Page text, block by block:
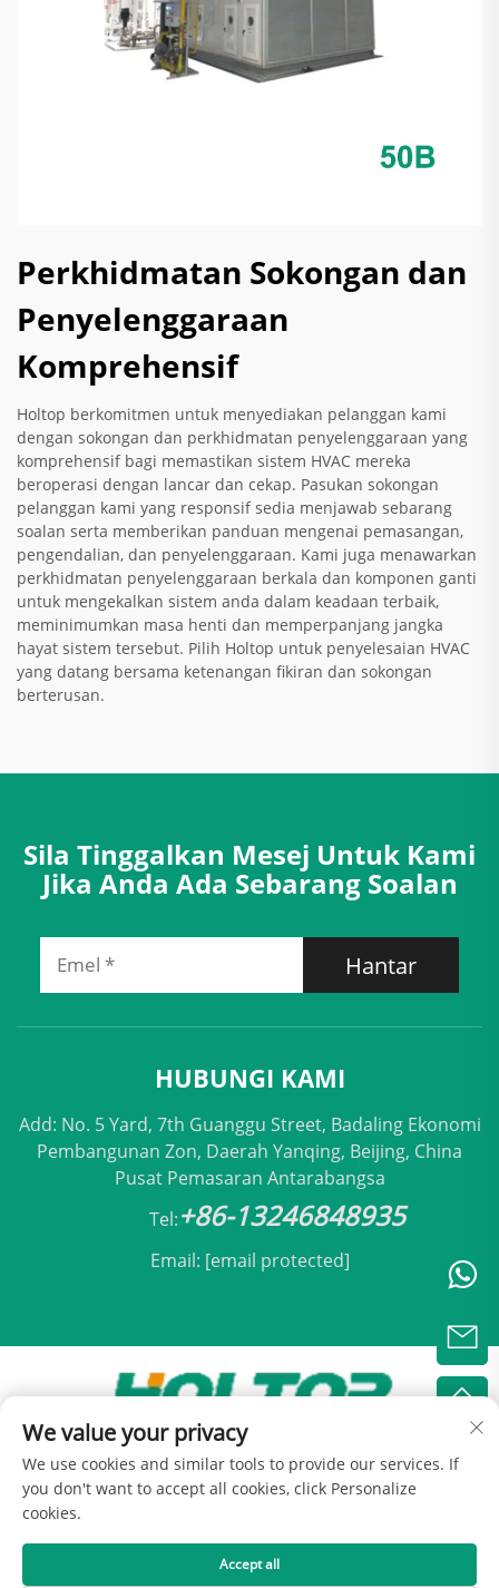
Perkhidmatan Sokongan dan
Penyelenggaraan
Komprehensif
Holtop berkomitmen untuk menyediakan pelanggan kami
dengan sokongan dan perkhidmatan penyelenggaraan yang
komprehensif bagi memastikan sistem HVAC mereka
beroperasi dengan lancar dan cekap. Pasukan sokongan
pelanggan kami yang responsif sedia menjawab sebarang
soalan serta memberikan panduan mengenai pemasangan,
pengendalian, dan penyelenggaraan. Kami juga menawarkan
perkhidmatan penyelenggaraan berkala dan komponen ganti
untuk mengekalkan sistem anda dalam keadaan terbaik,
meminimumkan masa henti dan memperpanjang jangka
hayat sistem tersebut. Pilih Holtop untuk penyelesaian HVAC
yang datang bersama ketenangan fikiran dan sokongan
berterusan.
Sila Tinggalkan Mesej Untuk Kami
Jika Anda Ada Sebarang Soalan
Hantar
HUBUNGI KAMI
Add: No. 5 Yard, 7th Guanggu Street, Badaling Ekonomi
Pembangunan Zon, Daerah Yanqing, Beijing, China
Pusat Pemasaran Antarabangsa
Tel:+86-13246848935
Email: [email protected]
Hak Cipta © 2025 oleh Holtop Beijing Air
Conditioning Co., Ltd - Dasar Privasi
We value your privacy
We use cookies and similar tools to provide our services. If
you don't want to accept all cookies, click Personalize
cookies.
Accept all